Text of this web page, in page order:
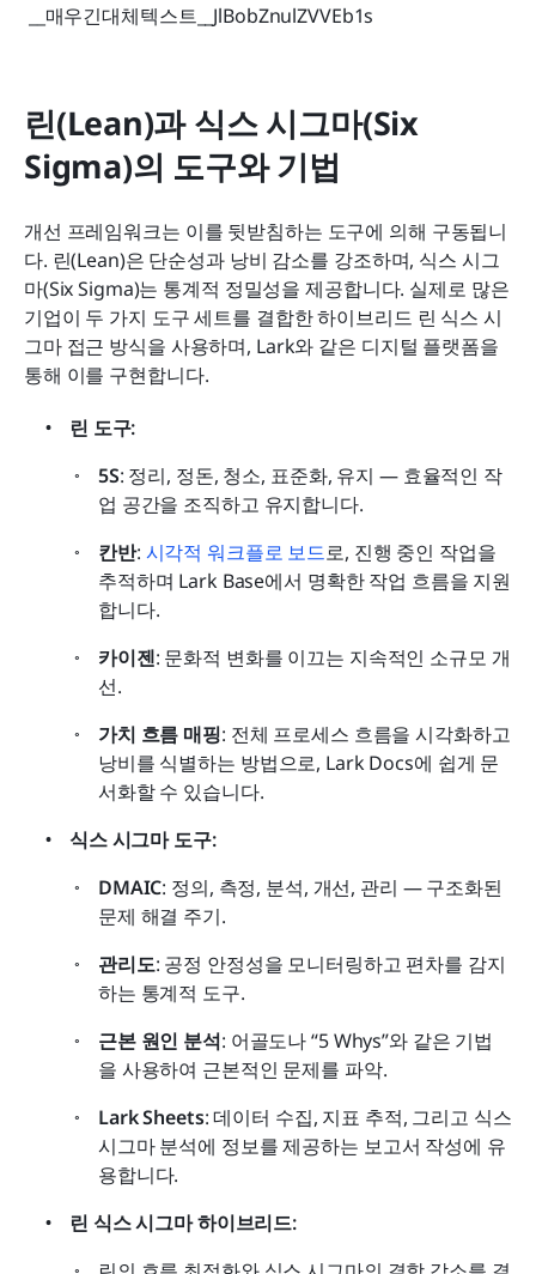
__매우긴대체텍스트__JlBobZnulZVVEb1s
린(Lean)과 식스 시그마(Six
Sigma)의 도구와 기법
개선 프레임워크는 이를 뒷받침하는 도구에 의해 구동됩니
다. 린(Lean)은 단순성과 낭비 감소를 강조하며, 식스 시그
마(Six Sigma)는 통계적 정밀성을 제공합니다. 실제로 많은
기업이 두 가지 도구 세트를 결합한 하이브리드 린 식스 시
그마 접근 방식을 사용하며, Lark와 같은 디지털 플랫폼을
통해 이를 구현합니다.
린 도구:
5S: 정리, 정돈, 청소, 표준화, 유지 — 효율적인 작
업 공간을 조직하고 유지합니다.
칸반: 시각적 워크플로 보드로, 진행 중인 작업을
추적하며 Lark Base에서 명확한 작업 흐름을 지원
합니다.
카이젠: 문화적 변화를 이끄는 지속적인 소규모 개
선.
가치 흐름 매핑: 전체 프로세스 흐름을 시각화하고
낭비를 식별하는 방법으로, Lark Docs에 쉽게 문
서화할 수 있습니다.
식스 시그마 도구:
DMAIC: 정의, 측정, 분석, 개선, 관리 — 구조화된
문제 해결 주기.
관리도: 공정 안정성을 모니터링하고 편차를 감지
하는 통계적 도구.
근본 원인 분석: 어골도나 “5 Whys”와 같은 기법
을 사용하여 근본적인 문제를 파악.
Lark Sheets: 데이터 수집, 지표 추적, 그리고 식스
시그마 분석에 정보를 제공하는 보고서 작성에 유
용합니다.
린 식스 시그마 하이브리드: